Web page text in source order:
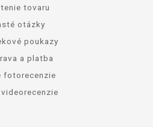
tovaru
otázky
poukazy
a platba
fotorecenzie